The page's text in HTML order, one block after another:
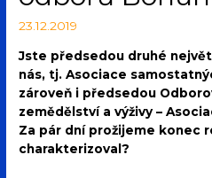
23.12.2019
Jste předsedou druhé
nás, tj. Asociace
zároveň i předsedou
zemědělství a výživy –
Za pár dní prožijeme konec
charakterizoval?